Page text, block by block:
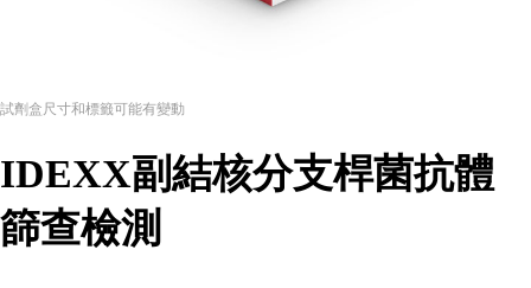
試劑盒尺寸和標籤可能有變動
IDEXX副結核分支桿菌抗體
篩查檢測